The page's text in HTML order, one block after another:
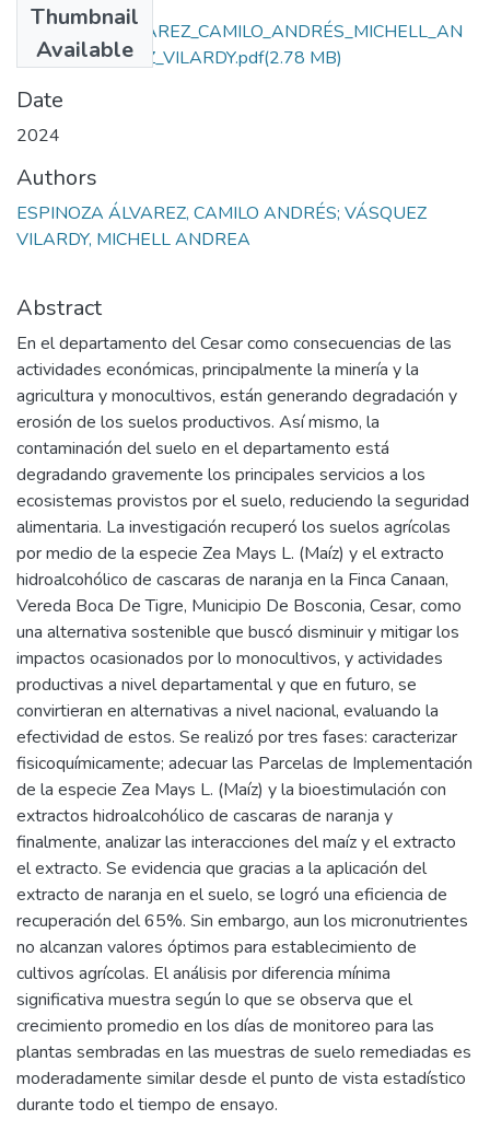
Thumbnail
Available
ESPINOZA_ÁLVAREZ_CAMILO_ANDRÉS_MICHELL_AN
DREA_VÁSQUEZ_VILARDY.pdf(2.78 MB)
Date
2024
Authors
ESPINOZA ÁLVAREZ, CAMILO ANDRÉS; VÁSQUEZ
VILARDY, MICHELL ANDREA
Abstract
En el departamento del Cesar como consecuencias de las
actividades económicas, principalmente la minería y la
agricultura y monocultivos, están generando degradación y
erosión de los suelos productivos. Así mismo, la
contaminación del suelo en el departamento está
degradando gravemente los principales servicios a los
ecosistemas provistos por el suelo, reduciendo la seguridad
alimentaria. La investigación recuperó los suelos agrícolas
por medio de la especie Zea Mays L. (Maíz) y el extracto
hidroalcohólico de cascaras de naranja en la Finca Canaan,
Vereda Boca De Tigre, Municipio De Bosconia, Cesar, como
una alternativa sostenible que buscó disminuir y mitigar los
impactos ocasionados por lo monocultivos, y actividades
productivas a nivel departamental y que en futuro, se
convirtieran en alternativas a nivel nacional, evaluando la
efectividad de estos. Se realizó por tres fases: caracterizar
fisicoquímicamente; adecuar las Parcelas de Implementación
de la especie Zea Mays L. (Maíz) y la bioestimulación con
extractos hidroalcohólico de cascaras de naranja y
finalmente, analizar las interacciones del maíz y el extracto
el extracto. Se evidencia que gracias a la aplicación del
extracto de naranja en el suelo, se logró una eficiencia de
recuperación del 65%. Sin embargo, aun los micronutrientes
no alcanzan valores óptimos para establecimiento de
cultivos agrícolas. El análisis por diferencia mínima
significativa muestra según lo que se observa que el
crecimiento promedio en los días de monitoreo para las
plantas sembradas en las muestras de suelo remediadas es
moderadamente similar desde el punto de vista estadístico
durante todo el tiempo de ensayo.